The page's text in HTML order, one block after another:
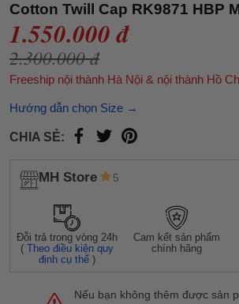
Cotton Twill Cap RK9871 HBP
1.550.000 đ
2.300.000 đ
Freeship nội thành Hà Nội & nội thành Hồ
Hướng dẫn chọn Size →
CHIA SẺ:
MH Store 5
Đỗi trả trong vòng 24h
(Theo điều kiện quy
định cụ thể )
Cam kết sản phẩm
chính hãng
Nếu bạn không thêm được sản